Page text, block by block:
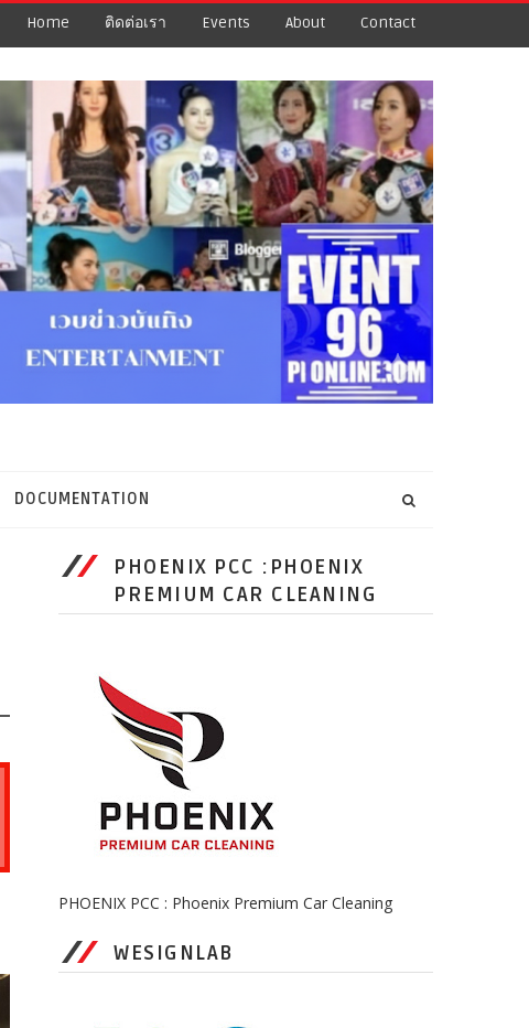
Home ติดต่อเรา Events About Contact
DOCUMENTATION
PHOENIX PCC :PHOENIX
PREMIUM CAR CLEANING
PHOENIX PCC : Phoenix Premium Car Cleaning
WESIGNLAB